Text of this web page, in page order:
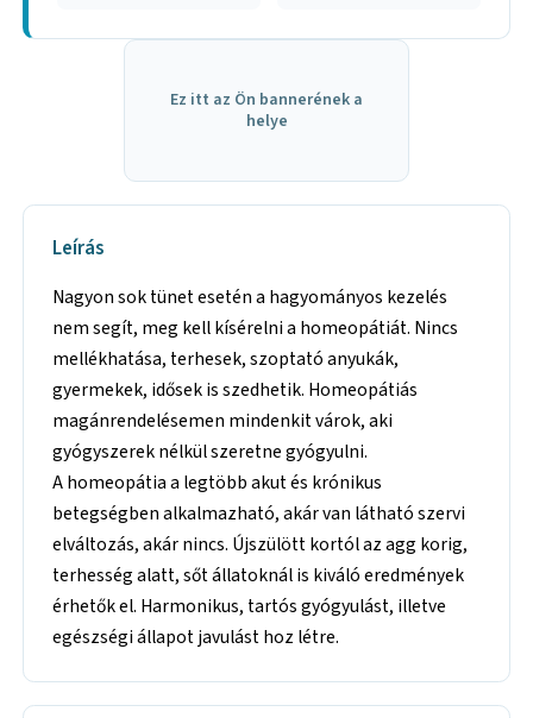
Ez itt az Ön bannerének a
helye
Leírás
Nagyon sok tünet esetén a hagyományos kezelés
nem segít, meg kell kísérelni a homeopátiát. Nincs
mellékhatása, terhesek, szoptató anyukák,
gyermekek, idősek is szedhetik. Homeopátiás
magánrendelésemen mindenkit várok, aki
gyógyszerek nélkül szeretne gyógyulni.
A homeopátia a legtöbb akut és krónikus
betegségben alkalmazható, akár van látható szervi
elváltozás, akár nincs. Újszülött kortól az agg korig,
terhesség alatt, sőt állatoknál is kiváló eredmények
érhetők el. Harmonikus, tartós gyógyulást, illetve
egészségi állapot javulást hoz létre.